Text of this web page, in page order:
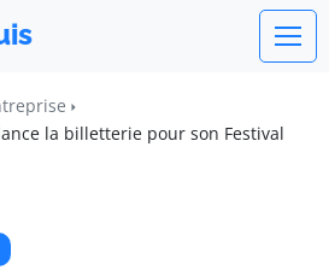
la billetterie pour son Festival